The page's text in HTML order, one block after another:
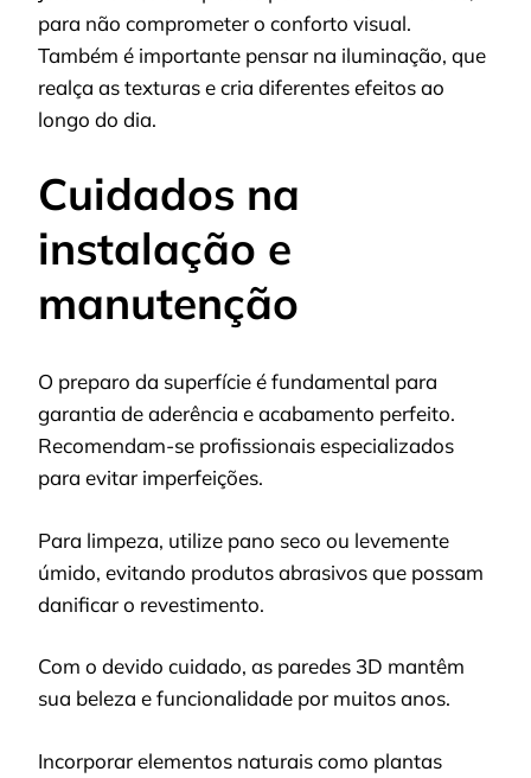
para não comprometer o conforto visual.
Também é importante pensar na iluminação, que
realça as texturas e cria diferentes efeitos ao
longo do dia.
Cuidados na
instalação e
manutenção
O preparo da superfície é fundamental para
garantia de aderência e acabamento perfeito.
Recomendam-se profissionais especializados
para evitar imperfeições.
Para limpeza, utilize pano seco ou levemente
úmido, evitando produtos abrasivos que possam
danificar o revestimento.
Com o devido cuidado, as paredes 3D mantêm
sua beleza e funcionalidade por muitos anos.
Incorporar elementos naturais como plantas